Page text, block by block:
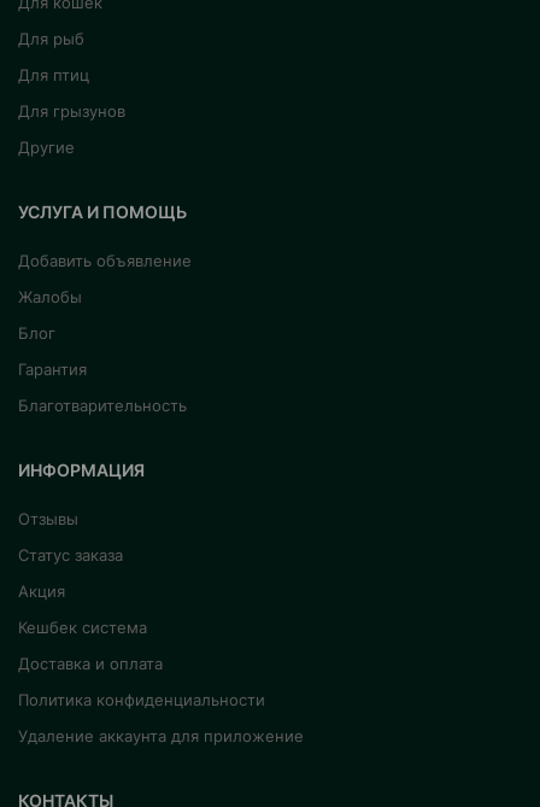
Для рыб
Для птиц
Для грызунов
Другие
УСЛУГА И ПОМОЩЬ
Добавить объявление
Жалобы
Блог
Гарантия
Благотварительность
ИНФОРМАЦИЯ
Отзывы
Статус заказа
Акция
Кешбек система
Доставка и оплата
Политика конфиденциальности
Удаление аккаунта для приложение
КОНТАКТЫ